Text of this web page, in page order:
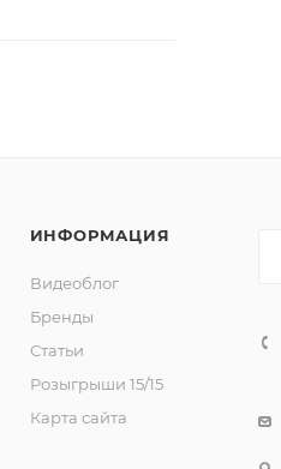
ИНФОРМАЦИЯ
Видеоблог
Бренды
Статьи
Розыгрыши 15/15
Карта сайта